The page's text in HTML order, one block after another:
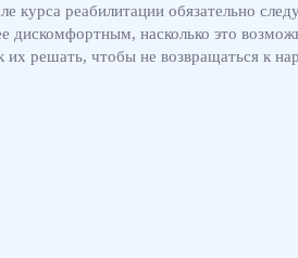
реабилитации обязательно
дискомфортным, насколько это
их решать, чтобы не возвращаться к